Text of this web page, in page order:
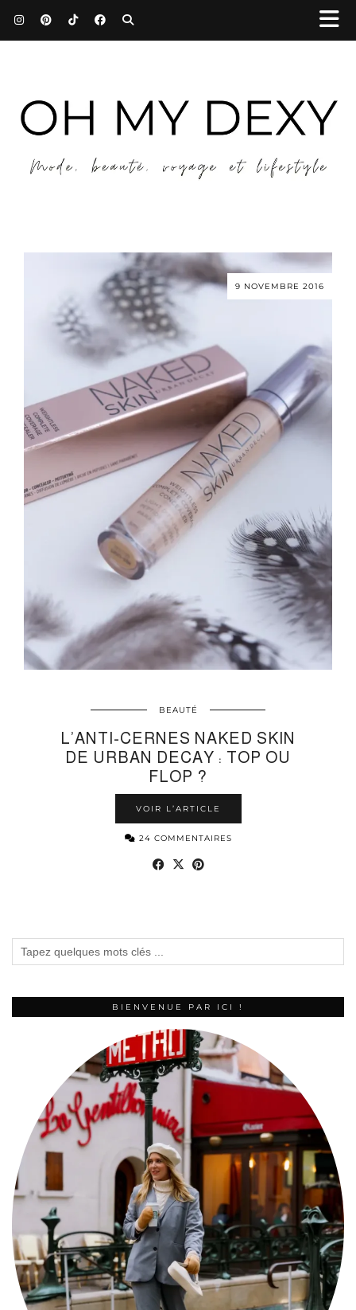
9 NOVEMBRE 2016
BEAUTÉ
L’ANTI-CERNES NAKED SKIN
DE URBAN DECAY : TOP OU
FLOP ?
VOIR L’ARTICLE
24 COMMENTAIRES
BIENVENUE PAR ICI !